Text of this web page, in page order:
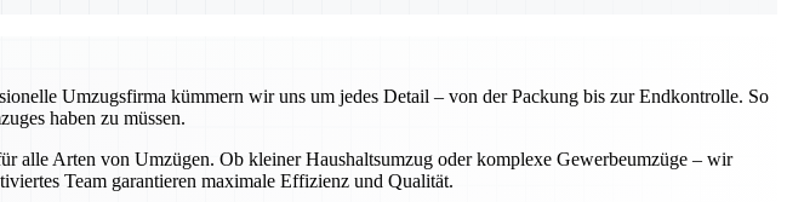
Umzugsfirma kümmern wir uns um jedes Detail – von der Packung bis zur Endkontrolle. So
haben zu müssen.
alle Arten von Umzügen. Ob kleiner Haushaltsumzug oder komplexe Gewerbeumzüge – wir
Team garantieren maximale Effizienz und Qualität.